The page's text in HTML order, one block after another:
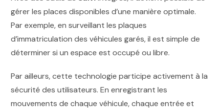
gérer les places disponibles d’une manière optimale.
Par exemple, en surveillant les plaques
d’immatriculation des véhicules garés, il est simple de
déterminer si un espace est occupé ou libre.
Par ailleurs, cette technologie participe activement à la
sécurité des utilisateurs. En enregistrant les
mouvements de chaque véhicule, chaque entrée et